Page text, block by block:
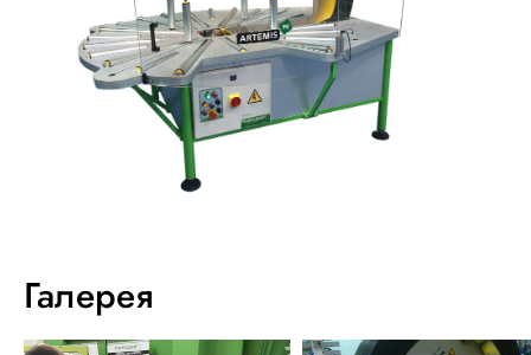
Галерея